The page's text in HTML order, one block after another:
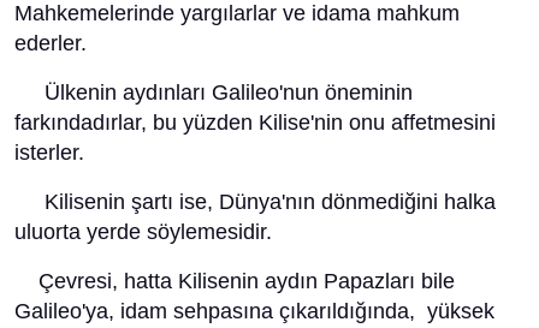
Mahkemelerinde yargılarlar ve idama mahkum
ederler.
Ülkenin aydınları Galileo'nun öneminin
farkındadırlar, bu yüzden Kilise'nin onu affetmesini
isterler.
Kilisenin şartı ise, Dünya'nın dönmediğini halka
uluorta yerde söylemesidir.
Çevresi, hatta Kilisenin aydın Papazları bile
Galileo'ya, idam sehpasına çıkarıldığında, yüksek